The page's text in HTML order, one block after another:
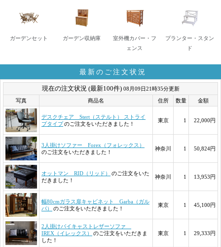
ガーデンセット ガーデン収納庫
室外機カバー・フ
ェンス
プランター・スタン
ド
最新のご注文状況